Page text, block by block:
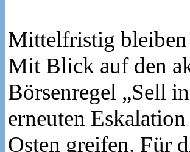
Mittelfristig
Mit Blick auf den
Börsenregel „Sell
erneuten
Osten greifen. Für